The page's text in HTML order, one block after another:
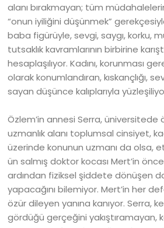
alanı bırakmayan; tüm
“onun iyiliğini düşünmek”
baba figürüyle, sevgi, saygı, korku,
tutsaklık kavramlarının birbirine
hesaplaşılıyor. Kadını, korunması
olarak konumlandıran, kıskançlığı,
sayan düşünce kalıplarıyla
Özlem’in annesi Serra, üniversitede
uzmanlık alanı toplumsal cinsiyet,
üzerinde konunun uzmanı da olsa,
ün salmış doktor kocası Mert’in
ardından fiziksel şiddete dönüşen
yapacağını bilemiyor. Mert’in her
özür dileyen yanına kanıyor. Serra,
gördüğü gerçeğini yakıştıramayan,